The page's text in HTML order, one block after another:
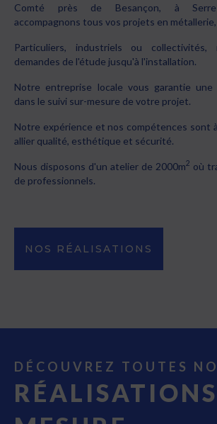
Comté près de Besançon, à Serre-
accompagnons tous vos projets en
Particuliers, industriels ou
demandes de l'étude jusqu'à l'installation.
Notre entreprise locale vous garantie une
dans le suivi sur-mesure de votre projet.
Notre expérience et nos compétences sont
allier qualité, esthétique et sécurité.
Nous disposons d'un atelier de 2000m2 où
de professionnels.
NOS RÉALISATIONS
DÉCOUVREZ TOUTES